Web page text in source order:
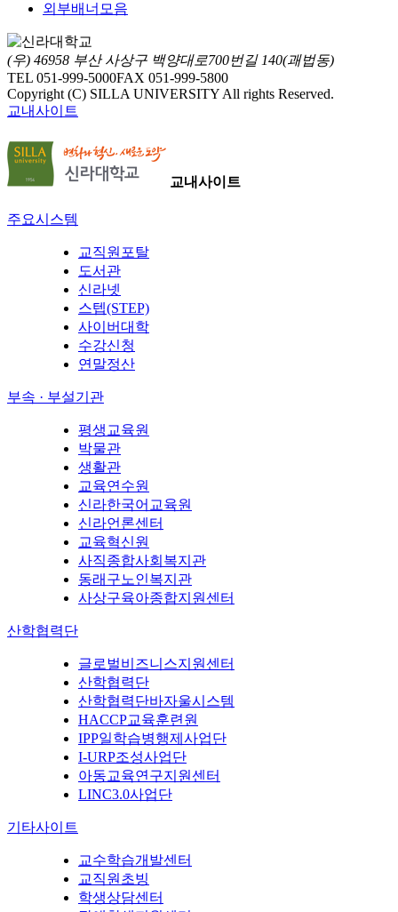
외부배너모음
(우) 46958 부산 사상구 백양대로700번길 140(괘법동)
TEL 051-999-5000FAX 051-999-5800
Copyright (C) SILLA UNIVERSITY All rights Reserved.
교내사이트
교내사이트
주요시스템
교직원포탈
도서관
신라넷
스텝(STEP)
사이버대학
수강신청
연말정산
부속 · 부설기관
평생교육원
박물관
생활관
교육연수원
신라한국어교육원
신라언론센터
교육혁신원
사직종합사회복지관
동래구노인복지관
사상구육아종합지원센터
산학협력단
글로벌비즈니스지원센터
산학협력단
산학협력단바자울시스템
HACCP교육훈련원
IPP일학습병행제사업단
I-URP조성사업단
아동교육연구지원센터
LINC3.0사업단
기타사이트
교수학습개발센터
교직원초빙
학생상담센터